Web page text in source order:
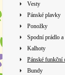
Vesty
Pánské plavky
Ponožky
Spodní prádlo a
Kalhoty
Pánské funkční
Bundy